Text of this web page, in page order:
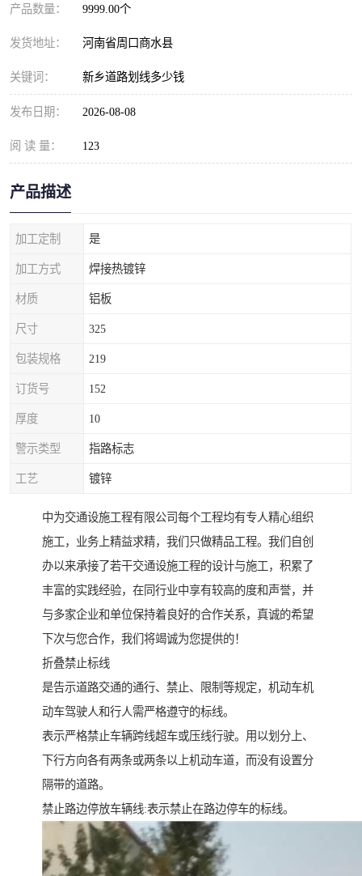
产品数量： 9999.00个
发货地址： 河南省周口商水县
关键词： 新乡道路划线多少钱
发布日期： 2026-08-08
阅 读 量： 123
产品描述
加工定制 是
加工方式 焊接热镀锌
材质 铝板
尺寸 325
包装规格 219
订货号 152
厚度 10
警示类型 指路标志
工艺 镀锌
中为交通设施工程有限公司每个工程均有专人精心组织
施工，业务上精益求精，我们只做精品工程。我们自创
办以来承接了若干交通设施工程的设计与施工，积累了
丰富的实践经验，在同行业中享有较高的度和声誉，并
与多家企业和单位保持着良好的合作关系，真诚的希望
下次与您合作，我们将竭诚为您提供的！
折叠禁止标线
是告示道路交通的通行、禁止、限制等规定，机动车机
动车驾驶人和行人需严格遵守的标线。
表示严格禁止车辆跨线超车或压线行驶。用以划分上、
下行方向各有两条或两条以上机动车道，而没有设置分
隔带的道路。
禁止路边停放车辆线:表示禁止在路边停车的标线。